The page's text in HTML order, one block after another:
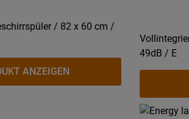
/ 82 x 60 cm /
ANZEIGEN
49dB / E